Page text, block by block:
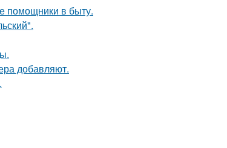
помощники в быту.
добавляют.